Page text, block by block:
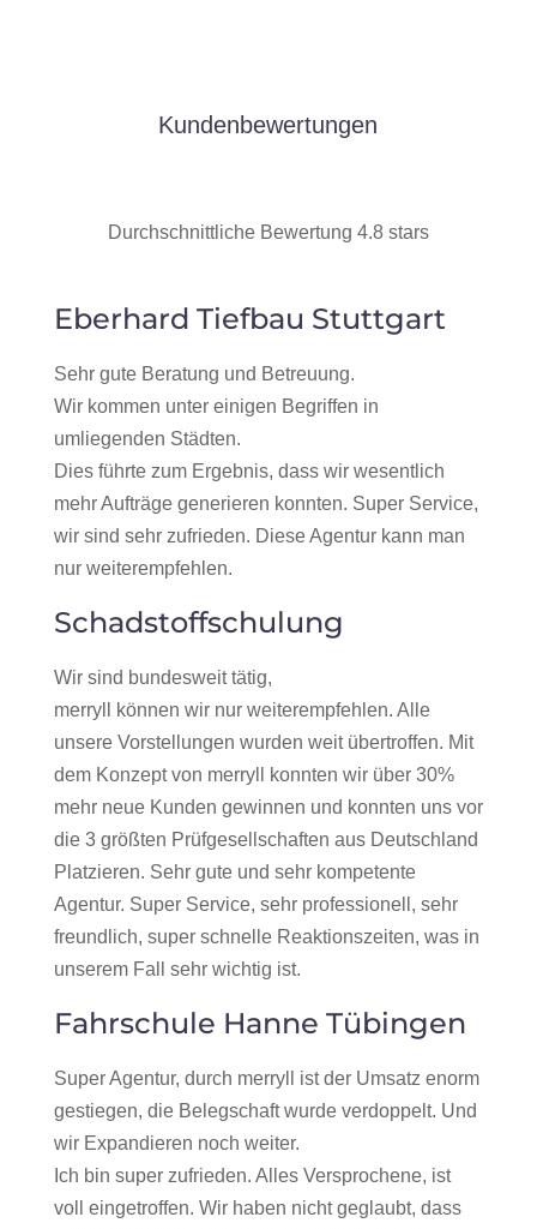
Kundenbewertungen
Durchschnittliche Bewertung 4.8 stars
Eberhard Tiefbau Stuttgart
Sehr gute Beratung und Betreuung.
Wir kommen unter einigen Begriffen in
umliegenden Städten.
Dies führte zum Ergebnis, dass wir wesentlich
mehr Aufträge generieren konnten. Super Service,
wir sind sehr zufrieden. Diese Agentur kann man
nur weiterempfehlen.
Schadstoffschulung
Wir sind bundesweit tätig,
merryll können wir nur weiterempfehlen. Alle
unsere Vorstellungen wurden weit übertroffen. Mit
dem Konzept von merryll konnten wir über 30%
mehr neue Kunden gewinnen und konnten uns vor
die 3 größten Prüfgesellschaften aus Deutschland
Platzieren. Sehr gute und sehr kompetente
Agentur. Super Service, sehr professionell, sehr
freundlich, super schnelle Reaktionszeiten, was in
unserem Fall sehr wichtig ist.
Fahrschule Hanne Tübingen
Super Agentur, durch merryll ist der Umsatz enorm
gestiegen, die Belegschaft wurde verdoppelt. Und
wir Expandieren noch weiter.
Ich bin super zufrieden. Alles Versprochene, ist
voll eingetroffen. Wir haben nicht geglaubt, dass